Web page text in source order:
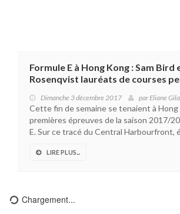
Formule E à Hong Kong : Sam Bird
Rosenqvist lauréats de courses
Dimanche 3 décembre 2017 parEliane
Cette fin de semaine se tenaient à
premières épreuves de la saison 2017/
E. Sur ce tracé du Central Harbourfront,
LIRE PLUS...
Chargement...